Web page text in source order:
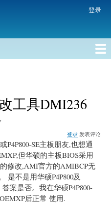
主
内
登录
工具DMI236
登录 发表评论
SE主板朋友,也想通
但华硕的主板BIOS采用
修改,AMI官方的AMIBCP无
是不是用华硕P4P800及
案是否。我在华硕P4P800-
后正常 使用.